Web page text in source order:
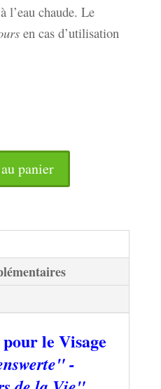
l’eau chaude. Le
en cas d’utilisation
panier
le Visage
-